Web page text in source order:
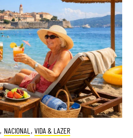
, NACIONAL , VIDA & LAZER